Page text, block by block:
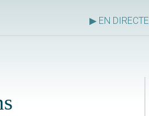
▶ EN DIRECTE